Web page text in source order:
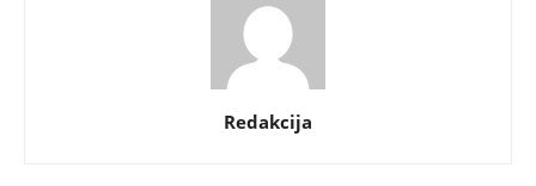
Redakcija